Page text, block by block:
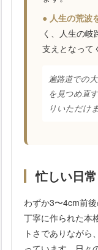
● 人生の荒波
く、人生の
支えとなって
遍路道での
を見つめ直
りいただけ
忙しい日
わずか3〜4cm前
丁寧に作られた本
トさでありなが